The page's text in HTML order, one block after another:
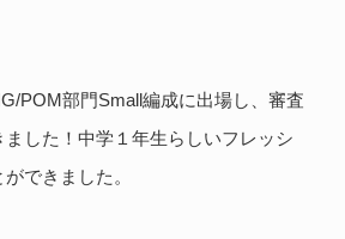
POM部門Small編成に出場し、審査
ました！中学１年生らしいフレッシ
できました。